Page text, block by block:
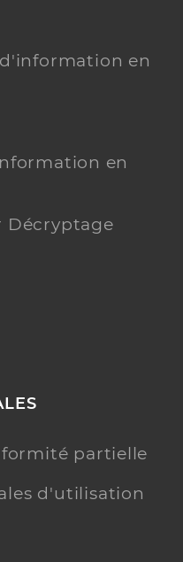
en
en
Décryptage
partielle
d'utilisation